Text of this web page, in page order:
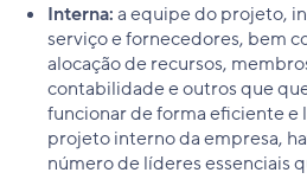
Interna:a equipe do projeto,
serviço e fornecedores, bem
alocação de recursos,
contabilidade e outros que
funcionar de forma eficiente e
projeto interno da empresa,
número de líderes essenciais